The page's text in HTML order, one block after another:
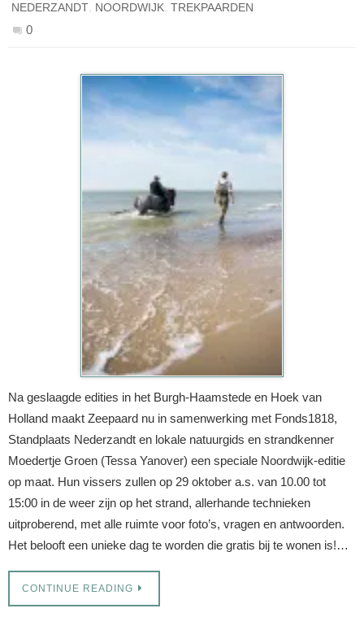
NEDERZANDT, NOORDWIJK, TREKPAARDEN
0
Na geslaagde edities in het Burgh-Haamstede en Hoek van
Holland maakt Zeepaard nu in samenwerking met Fonds1818,
Standplaats Nederzandt en lokale natuurgids en strandkenner
Moedertje Groen (Tessa Yanover) een speciale Noordwijk-editie
op maat. Hun vissers zullen op 29 oktober a.s. van 10.00 tot
15:00 in de weer zijn op het strand, allerhande technieken
uitproberend, met alle ruimte voor foto’s, vragen en antwoorden.
Het belooft een unieke dag te worden die gratis bij te wonen is!…
CONTINUE READING